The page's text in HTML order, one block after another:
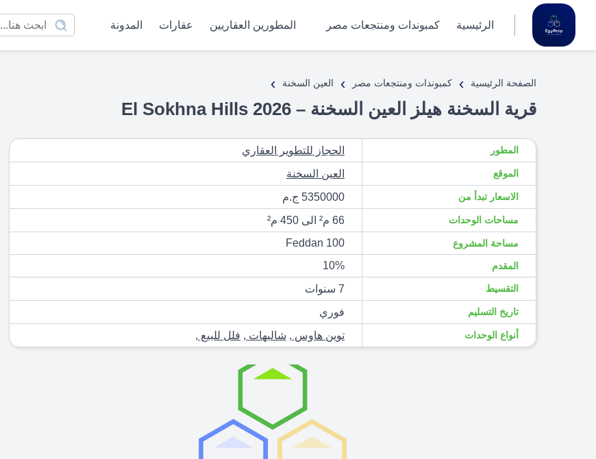
الرئيسية كمبوندات ومنتجعات مصر المطورين العقاريين عقارات المدونة
الصفحة الرئيسية › كمبوندات ومنتجعات مصر › العين السخنة ›
قرية السخنة هيلز العين السخنة – 2026 El Sokhna Hills
المطور الحجاز للتطوير العقاري
الموقع العين السخنة
الاسعار تبدأ من 5350000 ج.م
مساحات الوحدات 66 م² الى 450 م²
مساحة المشروع 100 Feddan
المقدم 10%
التقسيط 7 سنوات
تاريخ التسليم فوري
أنواع الوحدات توين هاوس , شاليهات , فلل للبيع ,